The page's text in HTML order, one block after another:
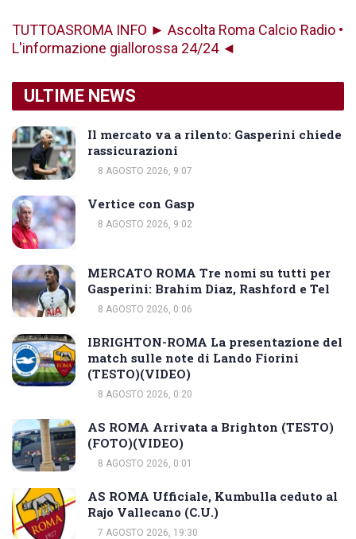
TUTTOASROMA INFO ► Ascolta Roma Calcio Radio •
L'informazione giallorossa 24/24 ◄
ULTIME NEWS
Il mercato va a rilento: Gasperini chiede
rassicurazioni
8 AGOSTO 2026, 9:07
Vertice con Gasp
8 AGOSTO 2026, 9:02
MERCATO ROMA Tre nomi su tutti per
Gasperini: Brahim Diaz, Rashford e Tel
8 AGOSTO 2026, 0:06
IBRIGHTON-ROMA La presentazione del
match sulle note di Lando Fiorini
(TESTO)(VIDEO)
8 AGOSTO 2026, 0:20
AS ROMA Arrivata a Brighton (TESTO)
(FOTO)(VIDEO)
8 AGOSTO 2026, 0:01
AS ROMA Ufficiale, Kumbulla ceduto al
Rajo Vallecano (C.U.)
7 AGOSTO 2026, 19:30